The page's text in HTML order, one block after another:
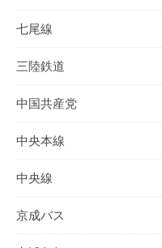
七尾線
三陸鉄道
中国共産党
中央本線
中央線
京成バス